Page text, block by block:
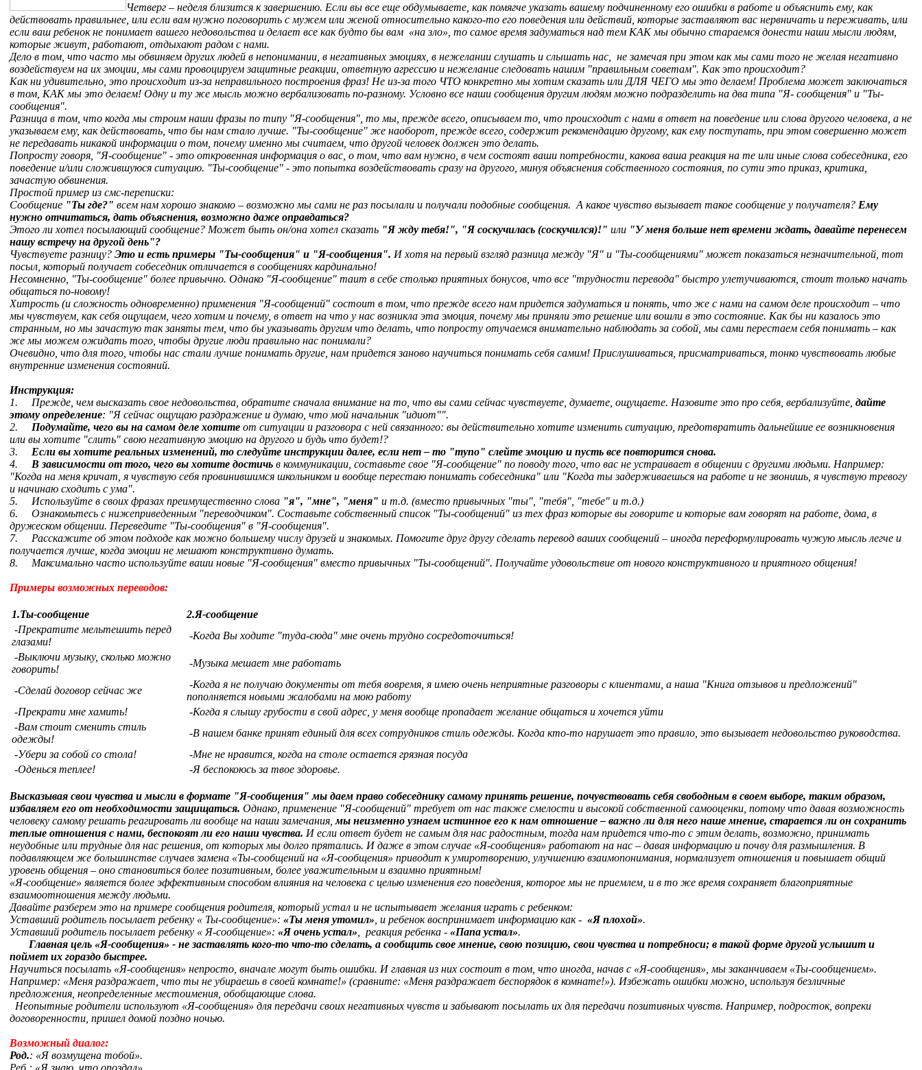
Четверг – неделя близится к завершению. Если вы все еще обдумываете, как помягче указать вашему подчиненному его ошибки в работе и объяснить ему, как
действовать правильнее, или если вам нужно поговорить с мужем или женой относительно какого-то его поведения или действий, которые заставляют вас нервничать и переживать, или
если ваш ребенок не понимает вашего недовольства и делает все как будто бы вам «на зло», то самое время задуматься над тем КАК мы обычно стараемся донести наши мысли людям,
которые живут, работают, отдыхают радом с нами.
Дело в том, что часто мы обвиняем других людей в непонимании, в негативных эмоциях, в нежелании слушать и слышать нас,
не замечая при этом как мы сами того не желая негативно
воздействуем на их эмоции, мы сами провоцируем защитные реакции, ответную агрессию и нежелание следовать нашим "правильным советам". Как это происходит?
Как ни удивительно, это происходит из-за неправильного построения фраз! Не из-за того ЧТО конкретно мы хотим сказать или ДЛЯ ЧЕГО мы это делаем! Проблема может заключаться
в том, КАК мы это делаем! Одну и ту же мысль можно вербализовать по-разному. Условно все наши сообщения другим людям можно подразделить на два типа "Я- сообщения" и "Ты-
сообщения".
Разница в том, что когда мы строим наши фразы по типу "Я-сообщения", то мы, прежде всего, описываем то, что происходит с нами в ответ на поведение или слова другого человека, а не
указываем ему, как действовать, что бы нам стало лучше. "Ты-сообщение" же наоборот, прежде всего, содержит рекомендацию другому, как ему поступать, при этом совершенно может
не передавать никакой информации о том, почему именно мы считаем, что другой человек должен это делать.
Попросту говоря, "Я-сообщение" - это откровенная информация о вас, о том, что вам нужно, в чем состоят ваши потребности, какова ваша реакция на те или иные слова собеседника, его
поведение и/или сложившуюся ситуацию. "Ты-сообщение" - это попытка воздействовать сразу на другого, минуя объяснения собственного состояния, по сути это приказ, критика,
зачастую обвинения.
Простой пример из смс-переписки:
Сообщение "Ты где?" всем нам хорошо знакомо – возможно мы сами не раз посылали и получали подобные сообщения. А какое чувство вызывает такое сообщение у получателя? Ему
нужно отчитаться, дать объяснения, возможно даже оправдаться?
Этого ли хотел посылающий сообщение? Может быть он/она хотел сказать "Я жду тебя!", "Я соскучилась (соскучился)!" или "У меня больше нет времени ждать, давайте перенесем
нашу встречу на другой день"?
Чувствуете разницу? Это и есть примеры "Ты-сообщения" и "Я-сообщения". И хотя на первый взгляд разница между "Я" и "Ты-сообщениями" может показаться незначительной, тот
посыл, который получает собеседник отличается в сообщениях кардинально!
Несомненно, "Ты-сообщение" более привычно. Однако "Я-сообщение" таит в себе столько приятных бонусов, что все "трудности перевода" быстро улетучиваются, стоит только начать
общаться по-новому!
Хитрость (и сложность одновременно) применения "Я-сообщений" состоит в том, что прежде всего нам придется задуматься и понять, что же с нами на самом деле происходит – что
мы чувствуем, как себя ощущаем, чего хотим и почему, в ответ на что у нас возникла эта эмоция, почему мы приняли это решение или вошли в это состояние. Как бы ни казалось это
странным, но мы зачастую так заняты тем, что бы указывать другим что делать, что попросту отучаемся внимательно наблюдать за собой, мы сами перестаем себя понимать – как
же мы можем ожидать того, чтобы другие люди правильно нас понимали?
Очевидно, что для того, чтобы нас стали лучше понимать другие, нам придется заново научиться понимать себя самим! Прислушиваться, присматриваться, тонко чувствовать любые
внутренние изменения состояний.
Инструкция:
1.
Прежде, чем высказать свое недовольства, обратите сначала внимание на то, что вы сами сейчас чувствуете, думаете, ощущаете. Назовите это про себя, вербализуйте, дайте
этому определение: "Я сейчас ощущаю раздражение и думаю, что мой начальник "идиот"".
2.
Подумайте, чего вы на самом деле хотите от ситуации и разговора с ней связанного: вы действительно хотите изменить ситуацию, предотвратить дальнейшие ее возникновения
или вы хотите "слить" свою негативную эмоцию на другого и будь что будет!?
3.
Если вы хотите реальных изменений, то следуйте инструкции далее, если нет – то "тупо" слейте эмоцию и пусть все повторится снова.
4.
В зависимости от того, чего вы хотите достичь в коммуникации, составьте свое "Я-сообщение" по поводу того, что вас не устраивает в общении с другими людьми. Например:
"Когда на меня кричат, я чувствую себя провинившимся школьником и вообще перестаю понимать собеседника" или "Когда ты задерживаешься на работе и не звонишь, я чувствую тревогу
и начинаю сходить с ума".
5.
Используйте в своих фразах преимущественно слова "я", "мне", "меня" и т.д. (вместо привычных "ты", "тебя", "тебе" и т.д.)
6.
Ознакомьтесь с нижеприведенным "переводчиком". Составьте собственный список "Ты-сообщений" из тех фраз которые вы говорите и которые вам говорят на работе, дома, в
дружеском общении. Переведите "Ты-сообщения" в "Я-сообщения".
7.
Расскажите об этом подходе как можно большему числу друзей и знакомых. Помогите друг другу сделать перевод ваших сообщений – иногда переформулировать чужую мысль легче и
получается лучше, когда эмоции не мешают конструктивно думать.
8.
Максимально часто используйте ваши новые "Я-сообщения" вместо привычных "Ты-сообщений". Получайте удовольствие от нового конструктивного и приятного общения!
Примеры возможных переводов:
1.Ты-сообщение
2.Я-сообщение
-Прекратите мельтешить перед
глазами!
-Когда Вы ходите "туда-сюда" мне очень трудно сосредоточиться!
-Выключи музыку, сколько можно
говорить!
-Музыка мешает мне работать
-Сделай договор сейчас же
-Когда я не получаю документы от тебя вовремя, я имею очень неприятные разговоры с клиентами, а наша "Книга отзывов и предложений"
пополняется новыми жалобами на мою работу
-Прекрати мне хамить!
-Когда я слышу грубости в свой адрес, у меня вообще пропадает желание общаться и хочется уйти
-Вам стоит сменить стиль
одежды!
-В нашем банке принят единый для всех сотрудников стиль одежды. Когда кто-то нарушает это правило, это вызывает недовольство руководства.
-Убери за собой со стола!
-Мне не нравится, когда на столе остается грязная посуда
-Оденься теплее!
-Я беспокоюсь за твое здоровье.
Высказывая свои чувства и мысли в формате "Я-сообщения" мы даем право собеседнику самому принять решение, почувствовать себя свободным в своем выборе, таким образом,
избавляем его от необходимости защищаться. Однако, применение "Я-сообщений" требует от нас также смелости и высокой собственной самооценки, потому что давая возможность
человеку самому решать реагировать ли вообще на наши замечания,мы неизменно узнаем истинное его к нам отношение – важно ли для него наше мнение, старается ли он сохранить
теплые отношения с нами, беспокоят ли его наши чувства. И если ответ будет не самым для нас радостным, тогда нам придется что-то с этим делать, возможно, принимать
неудобные или трудные для нас решения, от которых мы долго прятались. И даже в этом случае «Я-сообщения» работают на нас – давая информацию и почву для размышления. В
подавляющем же большинстве случаев замена «Ты-сообщений на «Я-сообщения» приводит к умиротворению, улучшению взаимопонимания, нормализует отношения и повышает общий
уровень общения – оно становиться более позитивным, более уважительным и взаимно приятным!
«Я-сообщение» является более эффективным способом влияния на человека с целью изменения его поведения, которое мы не приемлем, и в то же время сохраняет благоприятные
взаимоотношения между людьми.
Давайте разберем это на примере сообщения родителя, который устал и не испытывает желания играть с ребенком:
Уставший родитель посылает ребенку « Ты-сообщение»: «Ты меня утомил» , и ребенок воспринимает информацию как - «Я плохой».
Уставший родитель посылает ребенку « Я-сообщение»: «Я очень устал» реакция ребенка - «Папа устал».
Главная цель «Я-сообщения» - не заставлять кого-то что-то сделать, а сообщить свое мнение, свою позицию, свои чувства и потребноси; в такой форме другой услышит и
поймет их гораздо быстрее.
Научиться посылать «Я-сообщения» непросто, вначале могут быть ошибки. И главная из них состоит в том, что иногда, начав с «Я-сообщения», мы заканчиваем «Ты-сообщением».
Например: «Меня раздражает, что ты не убираешь в своей комнате!» (сравните: «Меня раздражает беспорядок в комнате!»). Избежать ошибки можно, используя безличные
предложения, неопределенные местоимения, обобщающие слова.
Неопытные родители используют «Я-сообщения» для передачи своих негативных чувств и забывают посылать их для передачи позитивных чувств. Например, подросток, вопреки
договоренности, пришел домой поздно ночью.
Возможный диалог:
Род.: «Я возмущена тобой».
Реб.: «Я знаю, что опоздал».